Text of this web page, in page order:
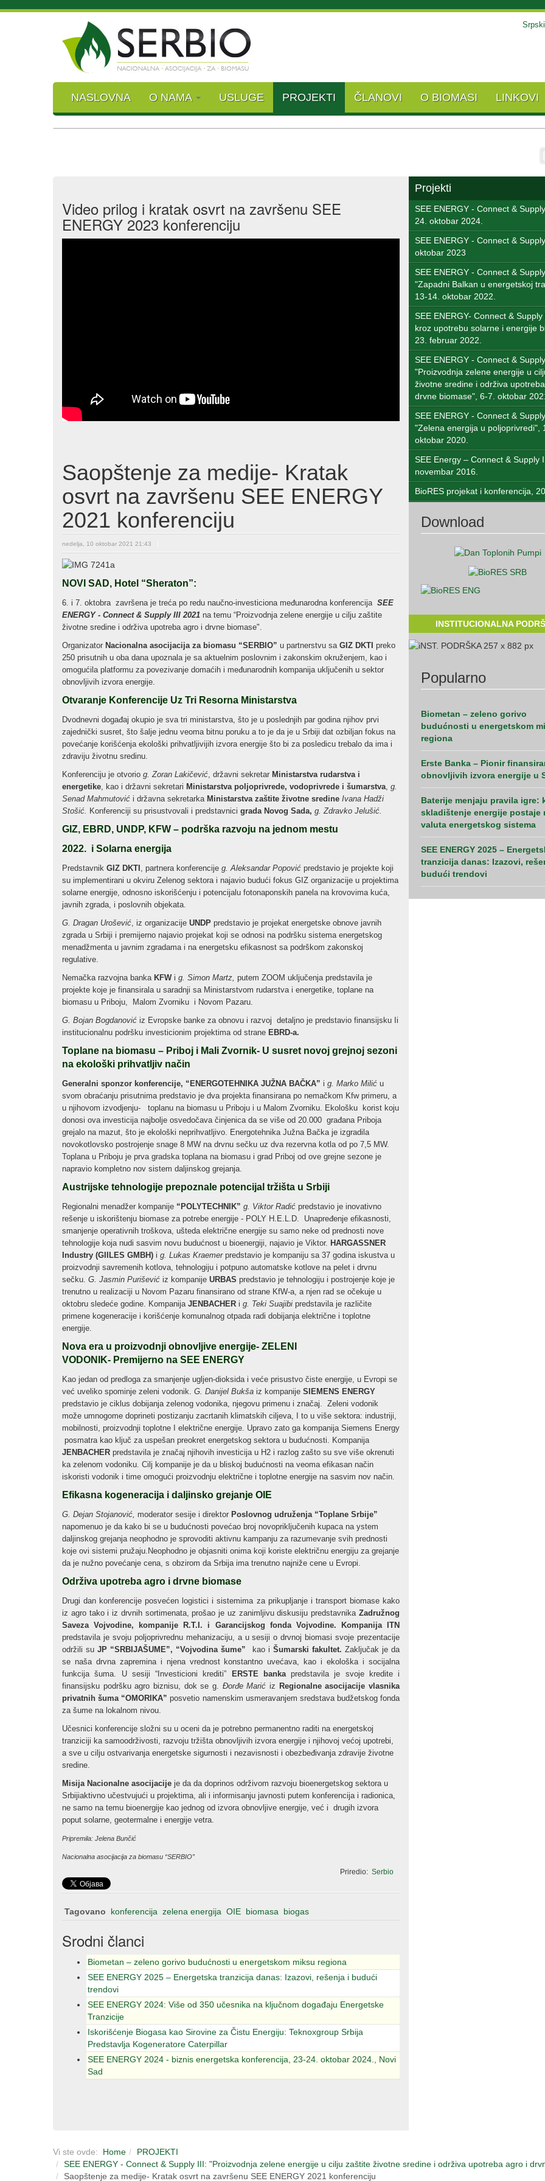
Srpski
NASLOVNA O NAMA USLUGE PROJEKTI ČLANOVI O BIOMASI LINKOVI
Video prilog i kratak osvrt na završenu SEE
ENERGY 2023 konferenciju
Saopštenje za medije- Kratak
osvrt na završenu SEE ENERGY
2021 konferenciju
nedelja, 10 oktobar 2021 21:43
NOVI SAD, Hotel “Sheraton”:
6. i 7. oktobra završena je treća po redu naučno-investiciona međunarodna konferencija SEE
ENERGY - Connect & Supply III 2021 na temu “Proizvodnja zelene energije u cilju zaštite
životne sredine i održiva upotreba agro i drvne biomase".
Organizator Nacionalna asocijacija za biomasu “SERBIO” u partnerstvu sa GIZ DKTI preko
250 prisutnih u oba dana upoznala je sa aktuelnim poslovnim i zakonskim okruženjem, kao i
omogućila platformu za povezivanje domaćih i međunarodnih kompanija uključenih u sektor
obnovljivih izvora energije.
Otvaranje Konferencije Uz Tri Resorna Ministarstva
Dvodnevni događaj okupio je sva tri ministarstva, što je u poslednjih par godina njihov prvi
zajednički susret, što šalje jednu veoma bitnu poruku a to je da je u Srbiji dat ozbiljan fokus na
povećanje korišćenja ekološki prihvatljivijih izvora energije što bi za posledicu trebalo da ima i
zdraviju životnu sredinu.
Konferenciju je otvorio g. Zoran Lakičević, državni sekretar Ministarstva rudarstva i
energetike, kao i državni sekretari Ministarstva poljoprivrede, vodoprivrede i šumarstva, g.
Senad Mahmutović i državna sekretarka Ministarstva zaštite životne sredine Ivana Hadži
Stošić. Konferenciji su prisustvovali i predstavnici grada Novog Sada, g. Zdravko Jelušić.
GIZ, EBRD, UNDP, KFW – podrška razvoju na jednom mestu
2022. i Solarna energija
Predstavnik GIZ DKTI , partnera konferencije g. Aleksandar Popović predstavio je projekte koji
su implementirani u okviru Zelenog sektora i najavio budući fokus GIZ organizacije u projektima
solarne energije, odnosno iskorišćenju i potencijalu fotonaponskih panela na krovovima kuća,
javnih zgrada, i poslovnih objekata.
G. Dragan Urošević, iz organizacije UNDP predstavio je projekat energetske obnove javnih
zgrada u Srbiji i premijerno najavio projekat koji se odnosi na podršku sistema energetskog
menadžmenta u javnim zgradama i na energetsku efikasnost sa podrškom zakonskoj
regulative.
Nemačka razvojna banka KFWi g. Simon Martz, putem ZOOM uključenja predstavila je
projekte koje je finansirala u saradnji sa Ministarstvom rudarstva i energetike, toplane na
biomasu u Priboju, Malom Zvorniku i Novom Pazaru.
G. Bojan Bogdanović iz Evropske banke za obnovu i razvoj detaljno je predstavio finansijsku Ii
institucionalnu podršku investicionim projektima od strane EBRD-a.
Toplane na biomasu – Priboj i Mali Zvornik- U susret novoj grejnoj sezoni
na ekološki prihvatljiv način
Generalni sponzor konferencije, “ENERGOTEHNIKA JUŽNA BAČKA” i g. Marko Milić u
svom obraćanju prisutnima predstavio je dva projekta finansirana po nemačkom Kfw primeru, a
u njihovom izvodjenju- toplanu na biomasu u Priboju i u Malom Zvorniku. Ekološku korist koju
donosi ova investicija najbolje osvedočava činjenica da se više od 20.000 građana Priboja
grejalo na mazut, što je ekološki neprihvatljivo. Energotehnika Južna Bačka je izgradila
novokotlovsko postrojenje snage 8 MW na drvnu sečku uz dva rezervna kotla od po 7,5 MW.
Toplana u Priboju je prva gradska toplana na biomasu i grad Priboj od ove grejne sezone je
napravio kompletno nov sistem daljinskog grejanja.
Austrijske tehnologije prepoznale potencijal tržišta u Srbiji
Regionalni menadžer kompanije “POLYTECHNIK” g. Viktor Radić predstavio je inovativno
rešenje u iskorištenju biomase za potrebe energije - POLY H.E.L.D. Unapređenje efikasnosti,
smanjenje operativnih troškova, ušteda električne energije su samo neke od prednosti nove
tehnologije koja nudi sasvim novu budućnost u bioenergiji, najavio je Viktor. HARGASSNER
Industry (GIILES GMBH) i g. Lukas Kraemerpredstavio je kompaniju sa 37 godina iskustva u
proizvodnji savremenih kotlova, tehnologiju i potpuno automatske kotlove na pelet i drvnu
sečku. G. Jasmin Purišević iz kompanije URBAS predstavio je tehnologiju i postrojenje koje je
trenutno u realizaciji u Novom Pazaru finansirano od strane KfW-a, a njen rad se očekuje u
oktobru sledeće godine. Kompanija JENBACHER i g. Teki Suajibi predstavila je različite
primene kogeneracije i korišćenje komunalnog otpada radi dobijanja električne i toplotne
energije.
Nova era u proizvodnji obnovljive energije- ZELENI
VODONIK- Premijerno na SEE ENERGY
Kao jedan od predloga za smanjenje ugljen-dioksida i veće prisustvo čiste energije, u Evropi se
već uveliko spominje zeleni vodonik. G. Danijel Bukša iz kompanije SIEMENS ENERGY
predstavio je ciklus dobijanja zelenog vodonika, njegovu primenu i značaj. Zeleni vodonik
može umnogome doprineti postizanju zacrtanih klimatskih ciljeva, I to u više sektora: industriji,
mobilnosti, proizvodnji toplotne I električne energije. Upravo zato ga kompanija Siemens Energy
posmatra kao ključ za uspešan preokret energetskog sektora u budućnosti. Kompanija
JENBACHER predstavila je značaj njihovih investicija u H2 i razlog zašto su sve više okrenuti
ka zelenom vodoniku. Cilj kompanije je da u bliskoj budućnosti na veoma efikasan način
iskoristi vodonik i time omogući proizvodnju električne i toplotne energije na sasvim nov način.
Efikasna kogeneracija i daljinsko grejanje OIE
G. Dejan Stojanović, moderator sesije i direktor Poslovnog udruženja “Toplane Srbije”
napomenuo je da kako bi se u budućnosti povećao broj novopriključenih kupaca na ystem
daljinskog grejanja neophodno je sprovoditi aktivnu kampanju za razumevanje svih prednosti
koje ovi sistemi pružaju.Neophodno je objasniti onima koji koriste električnu energiju za grejanje
da je nužno povećanje cena, s obzirom da Srbija ima trenutno najniže cene u Evropi.
Održiva upotreba agro i drvne biomase
Drugi dan konferencije posvećen logistici i sistemima za prikupljanje i transport biomase kako
iz agro tako i iz drvnih sortimenata, prošao je uz zanimljivu diskusiju predstavnika Zadružnog
Saveza Vojvodine, kompanije R.T.I. i Garancijskog fonda Vojvodine.
Kompanija ITN
predstavila je svoju poljoprivrednu mehanizaciju, a u sesiji o drvnoj biomasi svoje prezentacije
održili suJP “SRBIJAŠUME”, “Vojvodina šume” kao i Šumarski fakultet. Zaključak je da
se naša drvna zapremina i njena vrednost konstantno uvećava, kao i ekološka i socijalna
funkcija šuma. U sesiji “Investicioni krediti”
ERSTE bankapredstavila je svoje kredite i
finansijsku podršku agro biznisu, dok se g. Đorđe Marić iz Regionalne asocijacije vlasnika
privatnih šuma “OMORIKA” posvetio namenskim usmeravanjem sredstava budžetskog fonda
za šume na lokalnom nivou.
Učesnici konferencije složni su u oceni da je potrebno permanentno raditi na energetskoj
tranziciji ka samoodrživosti, razvoju tržišta obnovljivih izvora energije i njihovoj većoj upotrebi,
a sve u cilju ostvarivanja energetske sigurnosti i nezavisnosti i obezbeđivanja zdravije životne
sredine.
Misija Nacionalne asocijacije je da da doprinos održivom razvoju bioenergetskog sektora u
Srbijiaktivno učestvujući u projektima, ali i informisanju javnosti putem konferencija i radionica,
ne samo na temu bioenergije kao jednog od izvora obnovljive energije, već i drugih izvora
poput solarne, geotermalne i energije vetra.
Pripremila: Jelena Bunčić
Nacionalna asocijacija za biomasu “SERBIO”
Priredio: Serbio
Tagovano konferencija zelena energija OIE biomasa biogas
Srodni članci
Biometan – zeleno gorivo budućnosti u energetskom miksu regiona
SEE ENERGY 2025 – Energetska tranzicija danas: Izazovi, rešenja i budući
trendovi
SEE ENERGY 2024: Više od 350 učesnika na ključnom događaju Energetske
Tranzicije
Iskorišćenje Biogasa kao Sirovine za Čistu Energiju: Teknoxgroup Srbija
Predstavlja Kogeneratore Caterpillar
SEE ENERGY 2024 - biznis energetska konferencija, 23-24. oktobar 2024., Novi
Sad
Projekti
SEE ENERGY - Connect &
24. oktobar 2024.
SEE ENERGY - Connect &
oktobar 2023
SEE ENERGY - Connect &
"Zapadni Balkan u energetskoj
13-14. oktobar 2022.
SEE ENERGY- Connect &
kroz upotrebu solarne i energije
23. februar 2022.
SEE ENERGY - Connect &
"Proizvodnja zelene energije u
životne sredine i održiva
drvne biomase", 6-7. oktobar
SEE ENERGY - Connect &
"Zelena energija u poljoprivredi",
oktobar 2020.
SEE Energy – Connect & Supply
novembar 2016.
BioRES projekat i konferencija,
Download
INSTITUCIONALNA
Popularno
Biometan – zeleno gorivo
budućnosti u energetskom
regiona
Erste Banka – Pionir
obnovljivih izvora energije u
Baterije menjaju pravila igre:
skladištenje energije postaje
valuta energetskog sistema
SEE ENERGY 2025 –
tranzicija danas: Izazovi,
budući trendovi
Vi ste ovde: Home
PROJEKTI
SEE ENERGY - Connect & Supply III: "Proizvodnja zelene energije u cilju zaštite životne sredine i održiva upotreba agro i
Saopštenje za medije- Kratak osvrt na završenu SEE ENERGY 2021 konferenciju